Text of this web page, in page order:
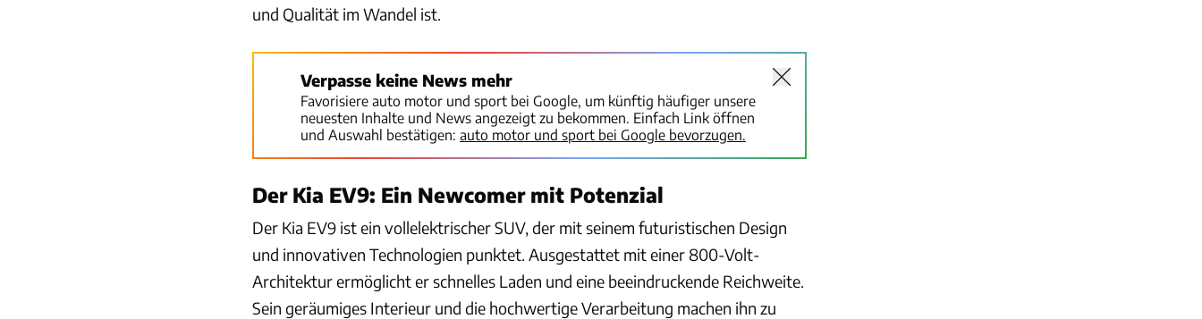
und Qualität im Wandel ist.
Verpasse keine News mehr
Favorisiere auto motor und sport bei Google, um künftig häufiger unsere
neuesten Inhalte und News angezeigt zu bekommen. Einfach Link öffnen
und Auswahl bestätigen: auto motor und sport bei Google bevorzugen.
Der Kia EV9: Ein Newcomer mit Potenzial
Der Kia EV9 ist ein vollelektrischer SUV, der mit seinem futuristischen Design
und innovativen Technologien punktet. Ausgestattet mit einer 800-Volt-
Architektur ermöglicht er schnelles Laden und eine beeindruckende Reichweite.
Sein geräumiges Interieur und die hochwertige Verarbeitung machen ihn zu